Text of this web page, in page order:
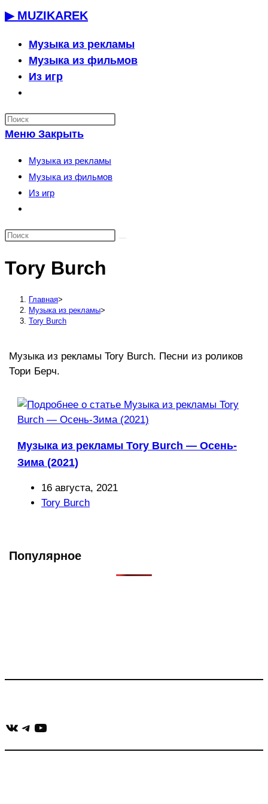
Перейти
содержимому
▶ MUZIKAREK
Музыка из рекламы
Музыка из фильмов
Из игр
по
веб-
сайту
Меню Закрыть
Музыка из рекламы
Музыка из фильмов
Из игр
по
сайту
Tory Burch
Главная>
Музыка из рекламы>
Tory Burch
Музыка из рекламы Tory Burch. Песни из роликов
Тори Берч.
Музыка из рекламы Tory Burch — Осень-
Зима (2021)
Запись
опубликована:
16 августа, 2021
Рубрика
Tory Burch
Популярное
ВКонтакте
Telegram
YouTube